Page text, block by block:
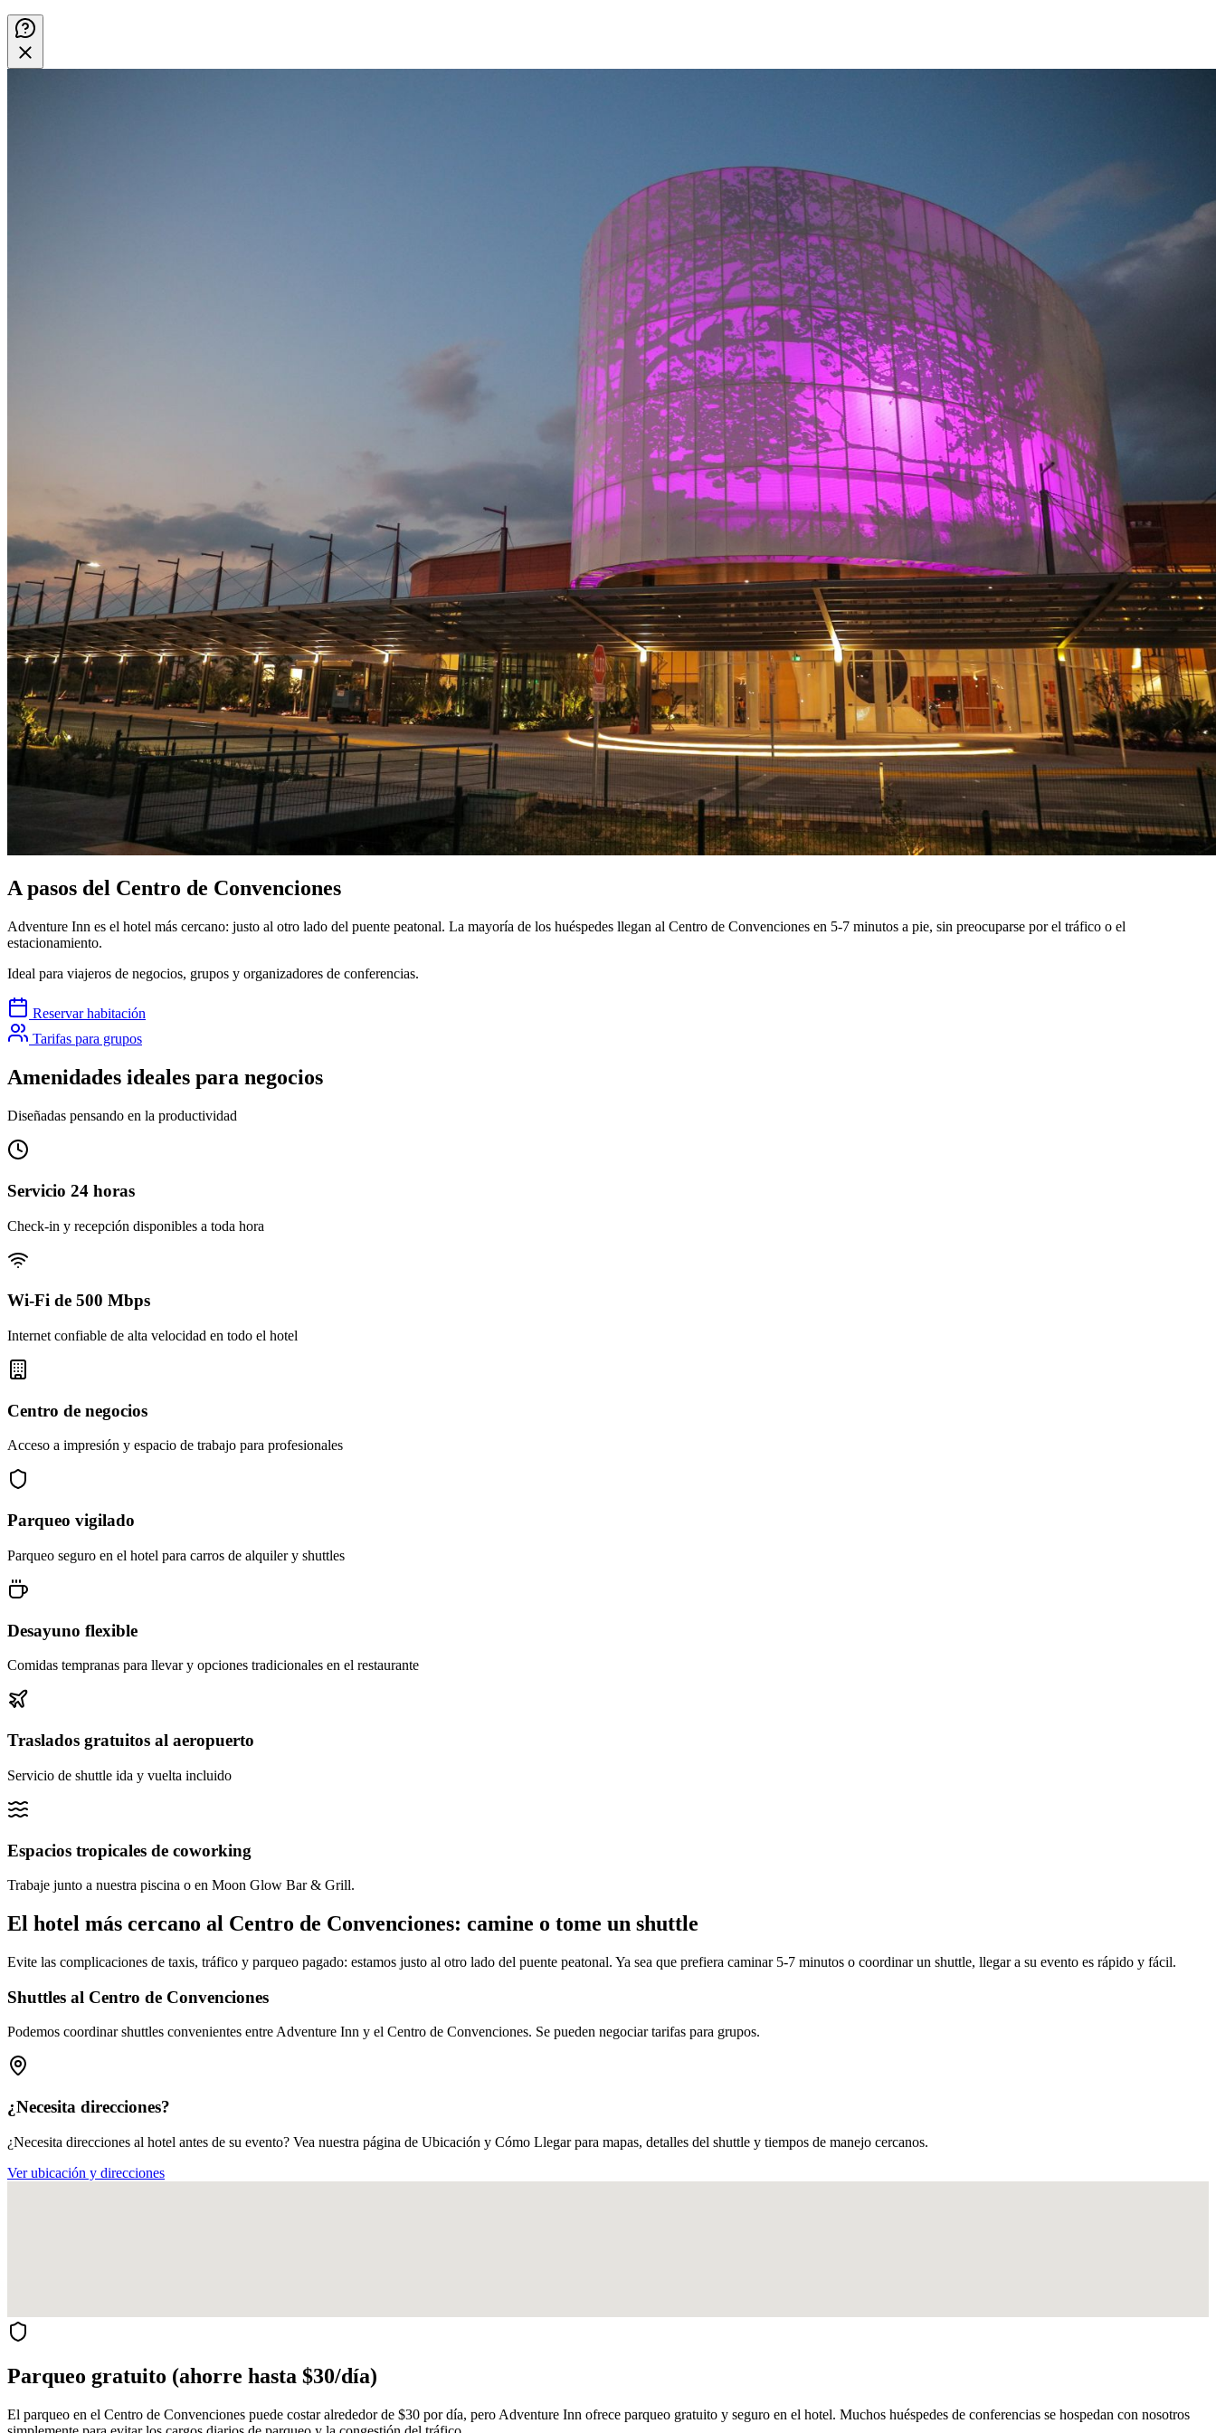
A pasos del Centro de Convenciones
Adventure Inn es el hotel más cercano: justo al otro lado del puente peatonal. La mayoría de los huéspedes llegan al Centro de Convenciones en 5-7 minutos a pie, sin preocuparse por el tráfico o el
estacionamiento.
Ideal para viajeros de negocios, grupos y organizadores de conferencias.
Reservar habitación
Tarifas para grupos
Amenidades ideales para negocios
Diseñadas pensando en la productividad
Servicio 24 horas
Check-in y recepción disponibles a toda hora
Wi-Fi de 500 Mbps
Internet confiable de alta velocidad en todo el hotel
Centro de negocios
Acceso a impresión y espacio de trabajo para profesionales
Parqueo vigilado
Parqueo seguro en el hotel para carros de alquiler y shuttles
Desayuno flexible
Comidas tempranas para llevar y opciones tradicionales en el restaurante
Traslados gratuitos al aeropuerto
Servicio de shuttle ida y vuelta incluido
Espacios tropicales de coworking
Trabaje junto a nuestra piscina o en Moon Glow Bar & Grill.
El hotel más cercano al Centro de Convenciones: camine o tome un shuttle
Evite las complicaciones de taxis, tráfico y parqueo pagado: estamos justo al otro lado del puente peatonal. Ya sea que prefiera caminar 5-7 minutos o coordinar un shuttle, llegar a su evento es rápido y fácil.
Shuttles al Centro de Convenciones
Podemos coordinar shuttles convenientes entre Adventure Inn y el Centro de Convenciones. Se pueden negociar tarifas para grupos.
¿Necesita direcciones?
¿Necesita direcciones al hotel antes de su evento? Vea nuestra página de Ubicación y Cómo Llegar para mapas, detalles del shuttle y tiempos de manejo cercanos.
Ver ubicación y direcciones
Parqueo gratuito (ahorre hasta $30/día)
El parqueo en el Centro de Convenciones puede costar alrededor de $30 por día, pero Adventure Inn ofrece parqueo gratuito y seguro en el hotel. Muchos huéspedes de conferencias se hospedan con nosotros